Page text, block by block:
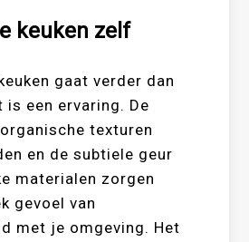
keuken zelf
gaat verder dan
is een ervaring. De
texturen
en de subtiele geur
materialen zorgen
gevoel van
met je omgeving. Het